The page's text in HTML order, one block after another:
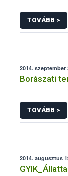
TOVÁBB >
2014. szeptember
Borászati
TOVÁBB >
2014. augusztus